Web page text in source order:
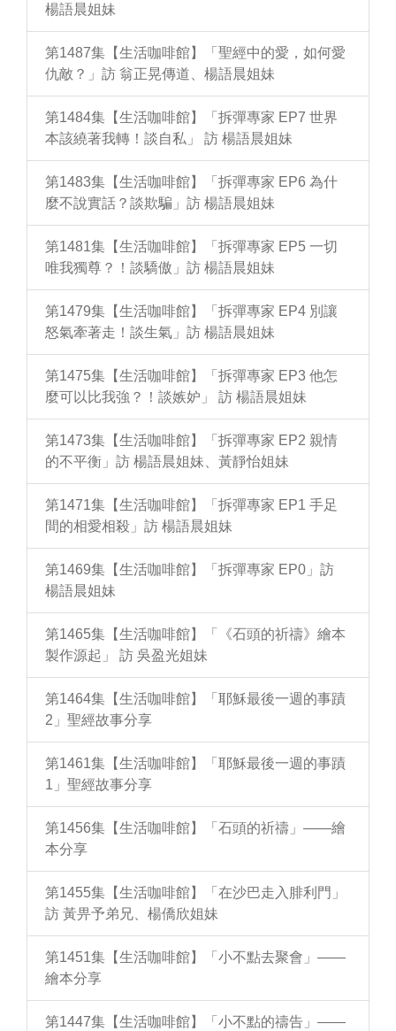
楊語晨姐妹
第1487集【生活咖啡館】「聖經中的愛，如何愛
仇敵？」訪 翁正晃傳道、楊語晨姐妹
第1484集【生活咖啡館】「拆彈專家 EP7 世界
本該繞著我轉！談自私」 訪 楊語晨姐妹
第1483集【生活咖啡館】「拆彈專家 EP6 為什
麼不說實話？談欺騙」訪 楊語晨姐妹
第1481集【生活咖啡館】「拆彈專家 EP5 一切
唯我獨尊？！談驕傲」訪 楊語晨姐妹
第1479集【生活咖啡館】「拆彈專家 EP4 別讓
怒氣牽著走！談生氣」訪 楊語晨姐妹
第1475集【生活咖啡館】「拆彈專家 EP3 他怎
麼可以比我強？！談嫉妒」 訪 楊語晨姐妹
第1473集【生活咖啡館】「拆彈專家 EP2 親情
的不平衡」訪 楊語晨姐妹、黃靜怡姐妹
第1471集【生活咖啡館】「拆彈專家 EP1 手足
間的相愛相殺」訪 楊語晨姐妹
第1469集【生活咖啡館】「拆彈專家 EP0」訪
楊語晨姐妹
第1465集【生活咖啡館】「《石頭的祈禱》繪本
製作源起」 訪 吳盈光姐妹
第1464集【生活咖啡館】「耶穌最後一週的事蹟
2」聖經故事分享
第1461集【生活咖啡館】「耶穌最後一週的事蹟
1」聖經故事分享
第1456集【生活咖啡館】「石頭的祈禱」——繪
本分享
第1455集【生活咖啡館】「在沙巴走入腓利門」
訪 黃畀予弟兄、楊僑欣姐妹
第1451集【生活咖啡館】「小不點去聚會」——
繪本分享
第1447集【生活咖啡館】「小不點的禱告」——